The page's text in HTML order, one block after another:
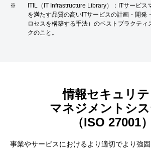
※
ITIL（IT Infrastructure Library）：ITサービス
を満たす品質の高いITサービスの計画・開発
ロセスを構築する手法）のベストプラクティ
クのこと。
情報セキュリテ
マネジメントシ
（ISO 27001）
事業やサービスにおけるより適切でより強